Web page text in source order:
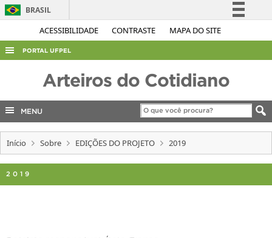
ACESSIBILIDADE CONTRASTE MAPA DO SITE
BRASIL
Simplifique!
Acesso à informação
Legislação
Canais
PORTAL UFPEL
COBALTO
CONCURSOS
EDITAIS
INTERNACIONAL
Arteiros do Cotidiano
MENU
Início Sobre EDIÇÕES DO PROJETO 2019
2019